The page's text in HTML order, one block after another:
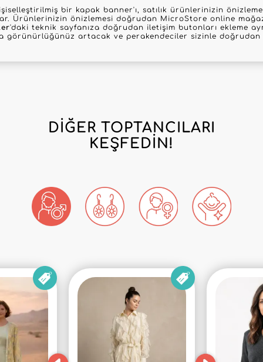
bir kapak banner'ı, satılık ürünlerinizin
Ürünlerinizin önizlemesi doğrudan MicroStore online
'daki teknik sayfanıza doğrudan iletişim butonları ekleme
görünürlüğünüz artacak ve perakendeciler sizinle doğrudan
DIĞER TOPTANCILARI
KEŞFEDIN!